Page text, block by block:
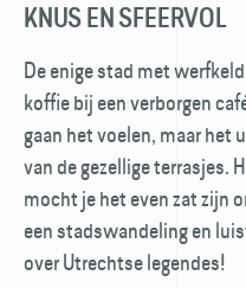
KNUS EN SFEERVOL
De enige stad met
koffie bij een verborgen
gaan het voelen, maar het
van de gezellige terrasjes.
mocht je het even zat zijn
een stads­wandeling en
over Utrechtse legendes!